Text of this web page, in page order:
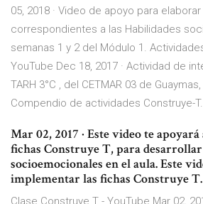
05, 2018 · Video de apoyo para
correspondientes a las Habilidades
semanas 1 y 2 del Módulo 1.
YouTube Dec 18, 2017 · Actividad de
TARH 3°C , del CETMAR 03 de
Compendio de actividades Construye-
Mar 02, 2017 · Este video te
fichas Construye T, para
socioemocionales en el aula. Este
implementar las fichas Construye